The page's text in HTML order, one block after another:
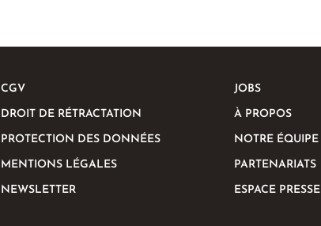
CGV
DROIT DE RÉTRACTATION
PROTECTION DES DONNÉES
MENTIONS LÉGALES
NEWSLETTER
JOBS
À PROPOS
NOTRE ÉQUIPE
PARTENARIATS
ESPACE PRESSE